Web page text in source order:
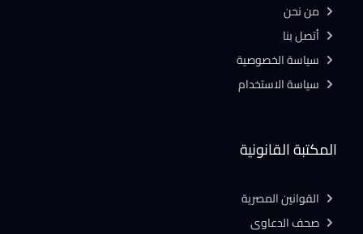
المكتبة القانونية
القوانين المصرية
صحف الدعاوى
من نحن
أتصل بنا
سياسة الخصوصية
سياسة الاستخدام